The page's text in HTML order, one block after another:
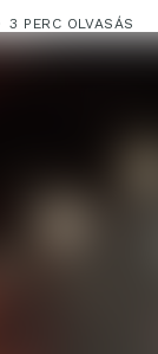
3 PERC OLVASÁS